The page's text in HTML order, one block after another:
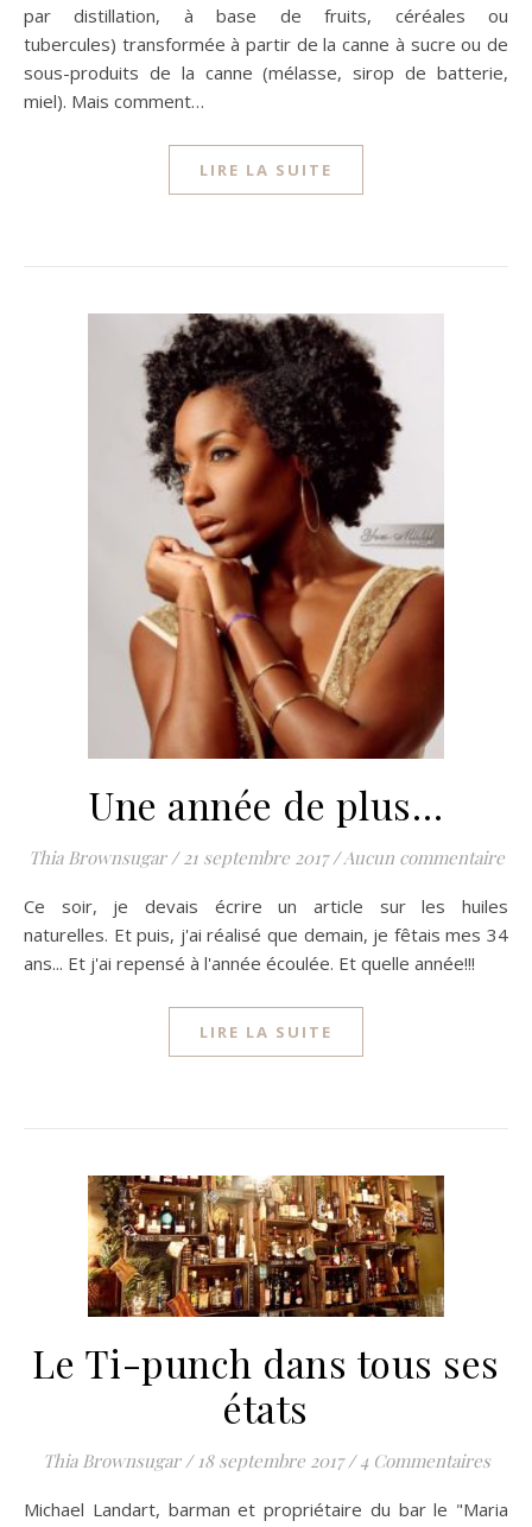
par distillation, à base de fruits, céréales ou
tubercules) transformée à partir de la canne à sucre ou de
sous-produits de la canne (mélasse, sirop de batterie,
miel). Mais comment…
LIRE LA SUITE
Une année de plus…
Thia Brownsugar / 21 septembre 2017 /Aucun commentaire
Ce soir, je devais écrire un article sur les huiles
naturelles. Et puis, j'ai réalisé que demain, je fêtais mes 34
ans... Et j'ai repensé à l'année écoulée. Et quelle année!!!
LIRE LA SUITE
Le Ti-punch dans tous ses
états
Thia Brownsugar / 18 septembre 2017 / 4 Commentaires
Michael Landart, barman et propriétaire du bar le "Maria